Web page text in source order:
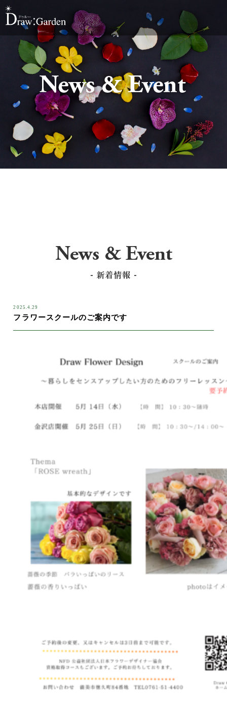
2025.4.29
フラワースクールのご案内です